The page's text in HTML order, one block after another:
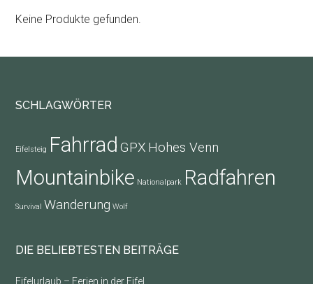
Keine Produkte gefunden.
Footer
SCHLAGWÖRTER
Eifelsteig Fahrrad GPX Hohes Venn
Mountainbike Nationalpark Radfahren
Survival Wanderung Wolf
DIE BELIEBTESTEN BEITRÄGE
Eifelurlaub – Ferien in der Eifel